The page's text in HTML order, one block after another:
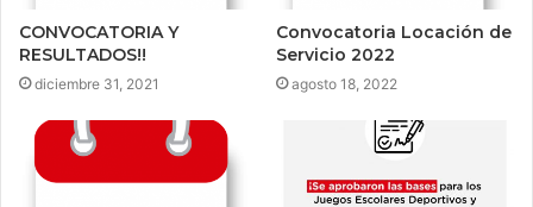
CONVOCATORIA Y
RESULTADOS!!
diciembre 31, 2021
Convocatoria Locación de
Servicio 2022
agosto 18, 2022